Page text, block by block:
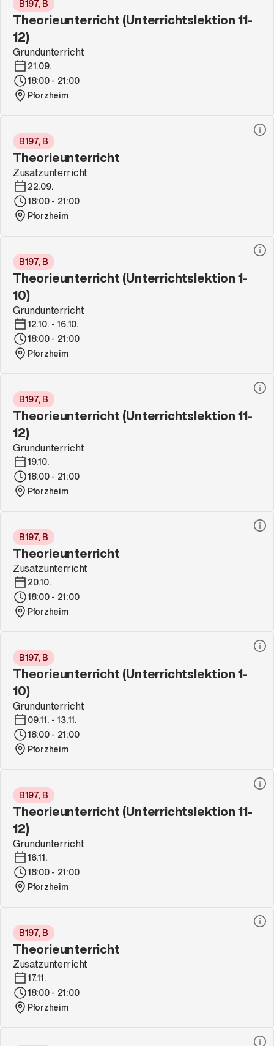
B197, B
Theorieunterricht (Unterrichtslektion 11-
12)
Grundunterricht
21.09.
18:00 - 21:00
Pforzheim
B197, B
Theorieunterricht
Zusatzunterricht
22.09.
18:00 - 21:00
Pforzheim
B197, B
Theorieunterricht (Unterrichtslektion 1-
10)
Grundunterricht
12.10. - 16.10.
18:00 - 21:00
Pforzheim
B197, B
Theorieunterricht (Unterrichtslektion 11-
12)
Grundunterricht
19.10.
18:00 - 21:00
Pforzheim
B197, B
Theorieunterricht
Zusatzunterricht
20.10.
18:00 - 21:00
Pforzheim
B197, B
Theorieunterricht (Unterrichtslektion 1-
10)
Grundunterricht
09.11. - 13.11.
18:00 - 21:00
Pforzheim
B197, B
Theorieunterricht (Unterrichtslektion 11-
12)
Grundunterricht
16.11.
18:00 - 21:00
Pforzheim
B197, B
Theorieunterricht
Zusatzunterricht
17.11.
18:00 - 21:00
Pforzheim